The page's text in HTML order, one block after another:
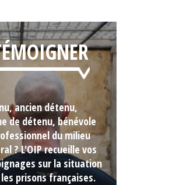
ancien détenu,
de détenu, bénévole
du milieu
? L'OIP recueille vos
sur la situation
prisons françaises.